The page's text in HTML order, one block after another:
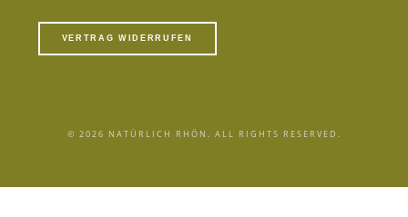
VERTRAG WIDERRUFEN
© 2026 NATÜRLICH RHÖN. ALL RIGHTS RESERVED.